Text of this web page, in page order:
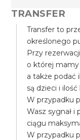
TRANSFER
Transfer to
określonego
Przy
o której
a także podać
są dzieci i ilość
W przypadku
Wasz sygnał
ciągu
W przypadku